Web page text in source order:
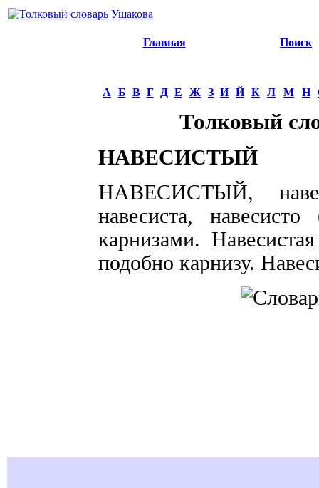
Главная Поиск
А Б В Г Д Е Ж З И Й К Л М Н
Толковый
НАВЕСИСТЫЙ
НАВЕСИСТЫЙ,
навесиста,
карнизами.
подобно карнизу.